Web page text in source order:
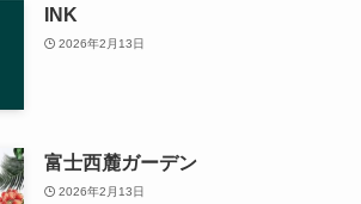
INK
2026年2月13日
富士西麓ガーデン
2026年2月13日